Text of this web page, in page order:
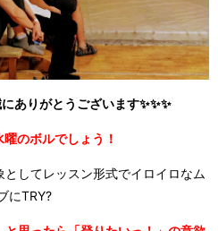
ありがとうございます✨✨✨
のボルでしょう！
してレッスン形式でイロイロなム
にTRY?